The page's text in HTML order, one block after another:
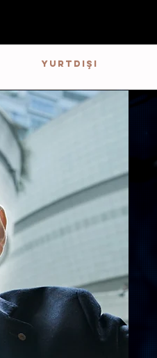
YURTDIŞI